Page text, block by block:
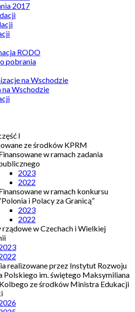
2017
RODO
pobrania
na Wschodzie
na Wschodzie
I
ze środków KPRM
w ramach zadania
2023
2022
w ramach konkursu
i Polacy za Granicą”
2023
2022
w Czechach i Wielkiej
realizowane przez Instytut Rozwoju
Polskiego im. świętego Maksymiliana
ze środków Ministra Edukacji